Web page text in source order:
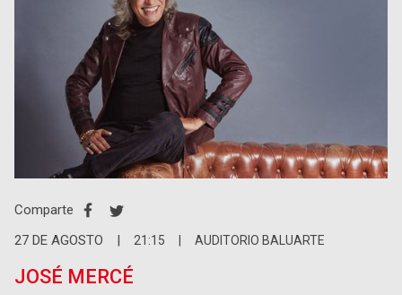
Comparte
27 DE AGOSTO | 21:15 AUDITORIO BALUARTE
JOSÉ MERCÉ